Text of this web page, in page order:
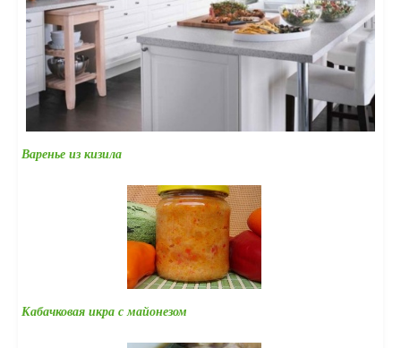
Варенье из кизила
Кабачковая икра с майонезом